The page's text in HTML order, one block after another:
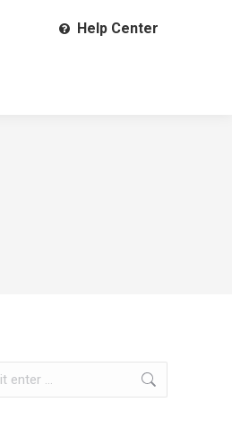
Help Center